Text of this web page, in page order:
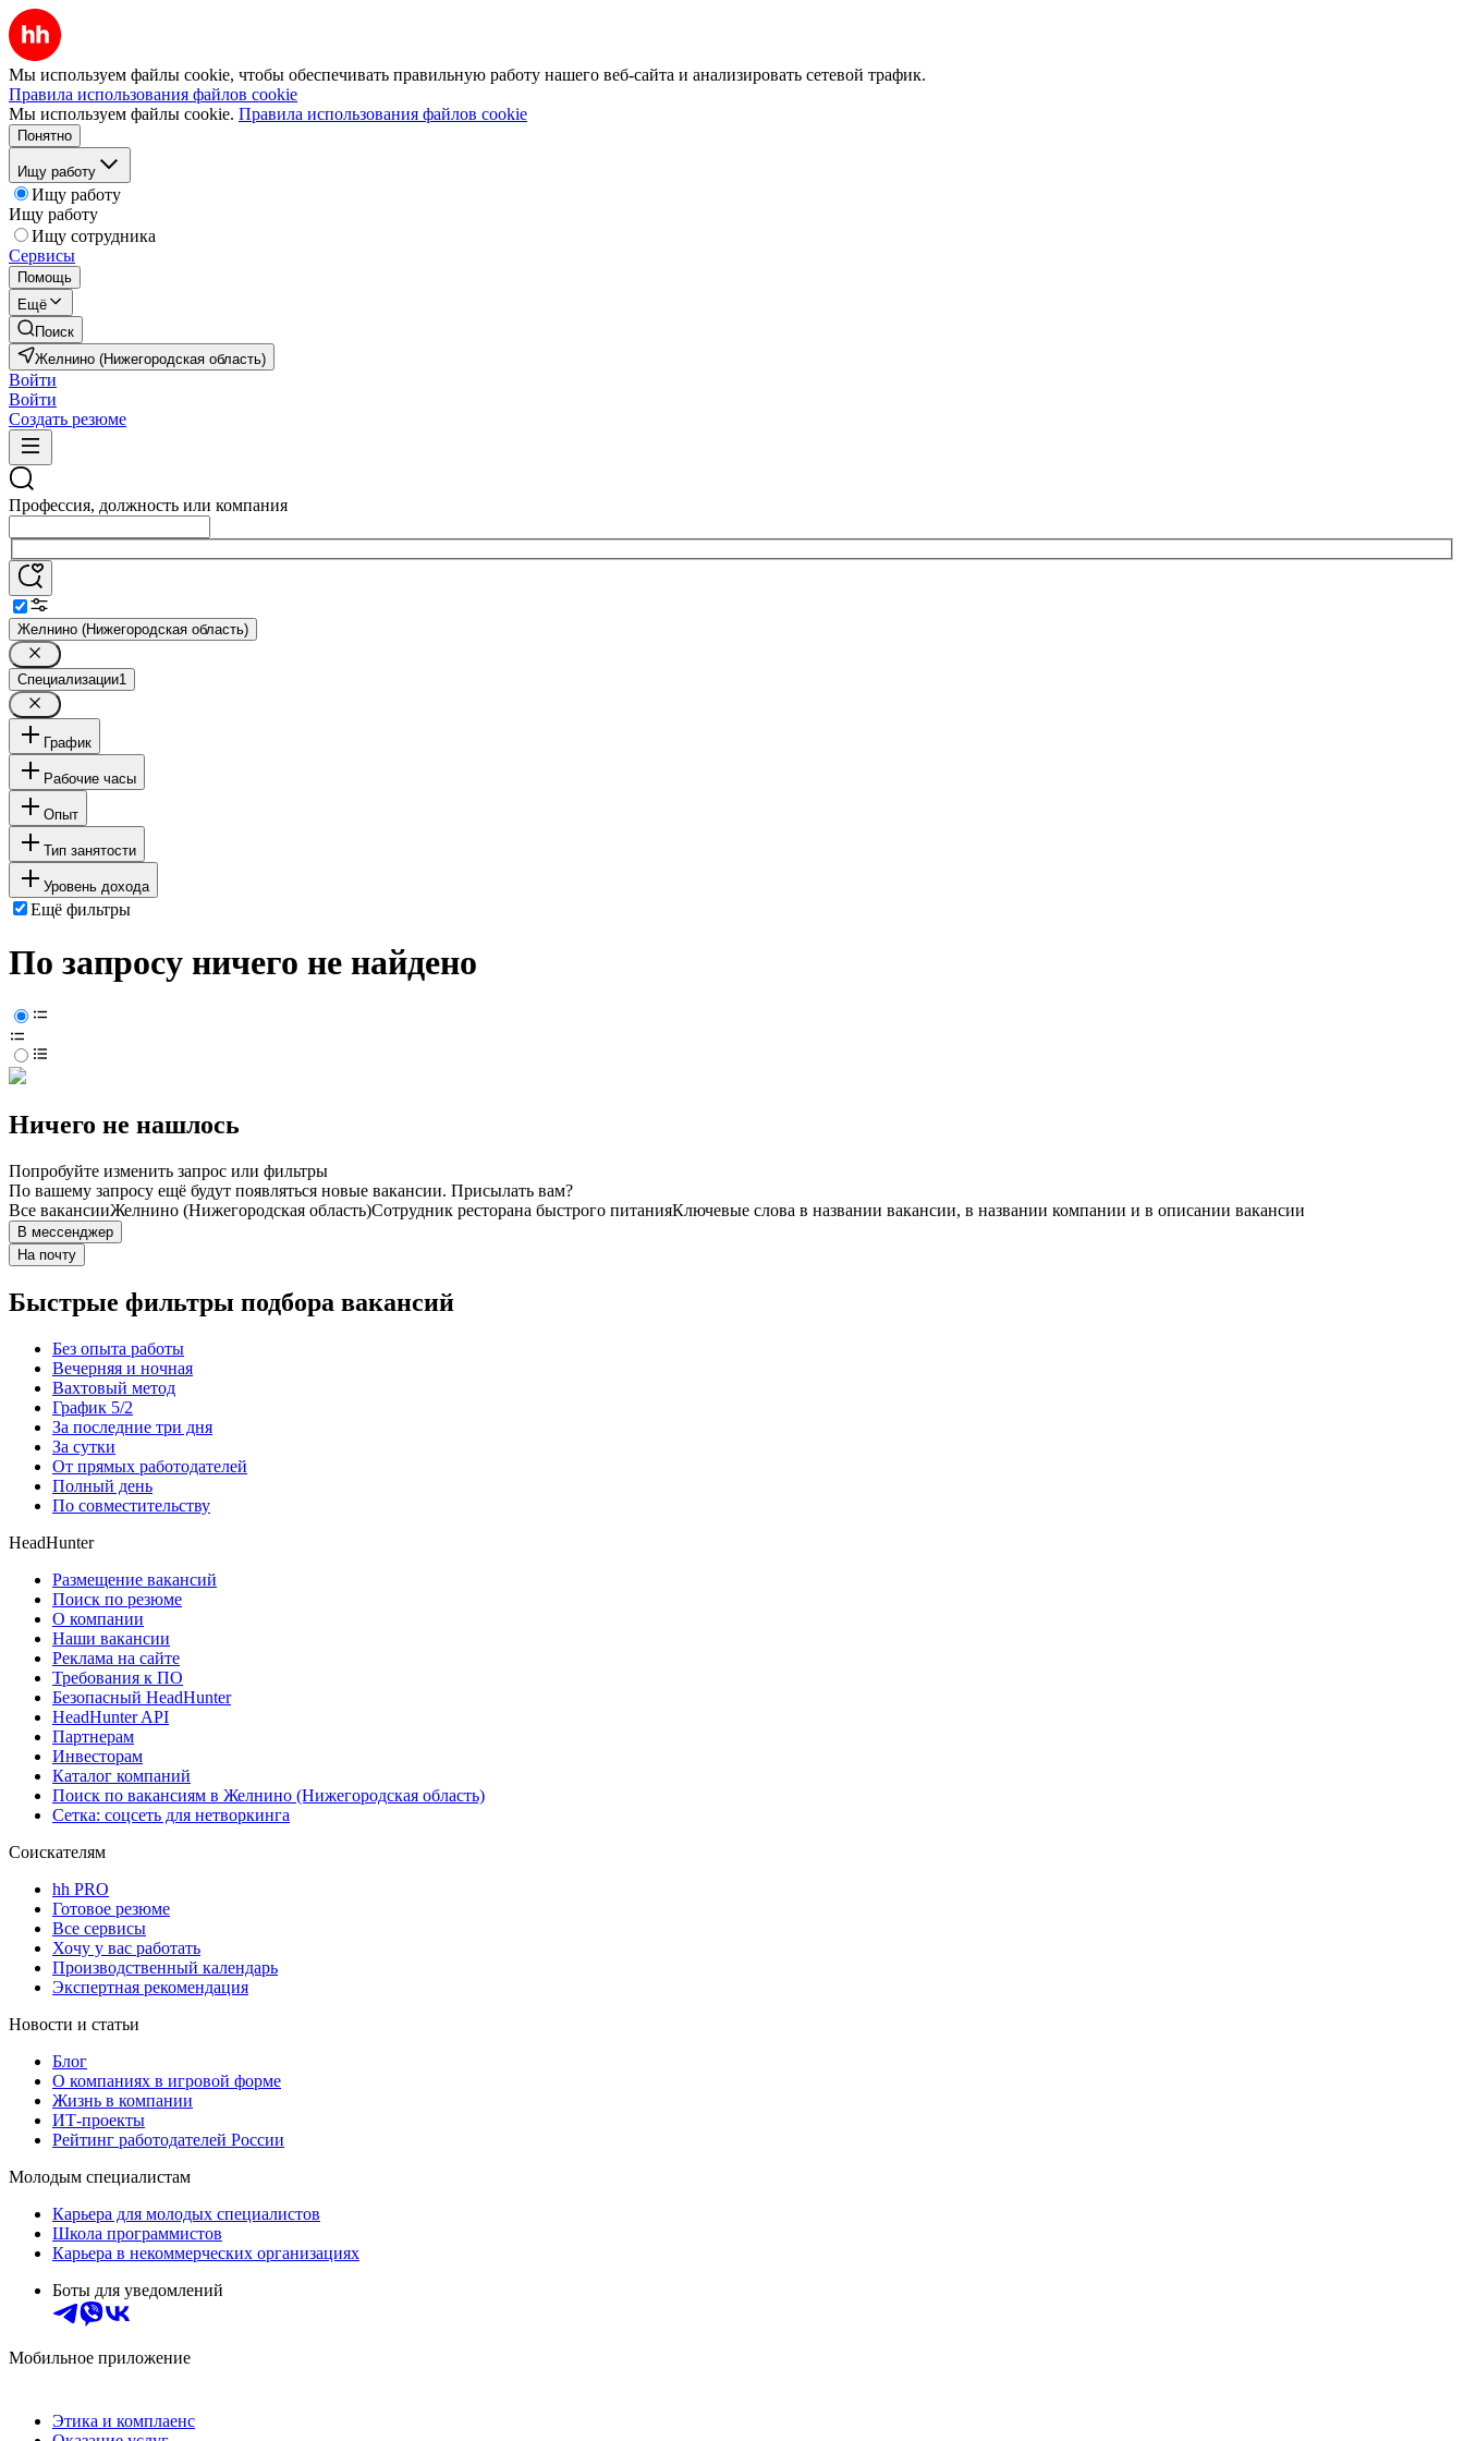
Мы используем файлы cookie, чтобы обеспечивать правильную работу нашего веб-сайта и анализировать сетевой трафик.
Правила использования файлов cookie
Мы используем файлы cookie. Правила использования файлов cookie
Понятно
Ищу работу
Ищу работу
Ищу работу
Ищу сотрудника
Сервисы
Помощь
Ещё
Поиск
Желнино (Нижегородская область)
Войти
Войти
Создать резюме
Профессия, должность или компания
Желнино (Нижегородская область)
Специализации1
График
Рабочие часы
Опыт
Тип занятости
Уровень дохода
Ещё фильтры
По запросу ничего не найдено
Ничего не нашлось
Попробуйте изменить запрос или фильтры
По вашему запросу ещё будут появляться новые вакансии. Присылать вам?
Все вакансииЖелнино (Нижегородская область)Сотрудник ресторана быстрого питанияКлючевые слова в названии вакансии, в названии компании и в описании вакансии
В мессенджер
На почту
Быстрые фильтры подбора вакансий
Без опыта работы
Вечерняя и ночная
Вахтовый метод
График 5/2
За последние три дня
За сутки
От прямых работодателей
Полный день
По совместительству
HeadHunter
Размещение вакансий
Поиск по резюме
О компании
Наши вакансии
Реклама на сайте
Требования к ПО
Безопасный HeadHunter
HeadHunter API
Партнерам
Инвесторам
Каталог компаний
Поиск по вакансиям в Желнино (Нижегородская область)
Сетка: соцсеть для нетворкинга
Соискателям
hh PRO
Готовое резюме
Все сервисы
Хочу у вас работать
Производственный календарь
Экспертная рекомендация
Новости и статьи
Блог
О компаниях в игровой форме
Жизнь в компании
ИТ-проекты
Рейтинг работодателей России
Молодым специалистам
Карьера для молодых специалистов
Школа программистов
Карьера в некоммерческих организациях
Боты для уведомлений
Мобильное приложение
Этика и комплаенс